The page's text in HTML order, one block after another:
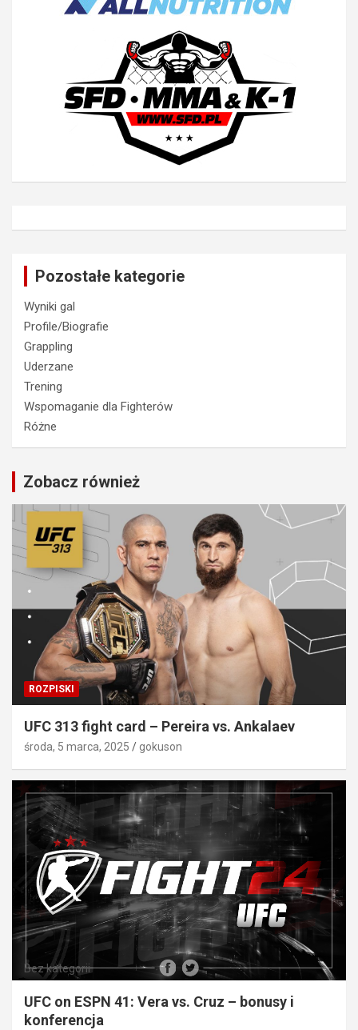
Pozostałe kategorie
Wyniki gal
Profile/Biografie
Grappling
Uderzane
Trening
Wspomaganie dla Fighterów
Różne
Zobacz również
ROZPISKI
UFC 313 fight card – Pereira vs. Ankalaev
środa, 5 marca, 2025 gokuson
Bez kategorii
UFC on ESPN 41: Vera vs. Cruz – bonusy i
konferencja